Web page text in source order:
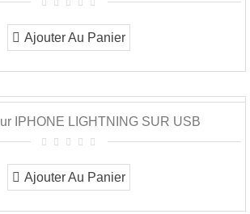
Ajouter Au Panier
IPHONE LIGHTNING SUR USB
Ajouter Au Panier